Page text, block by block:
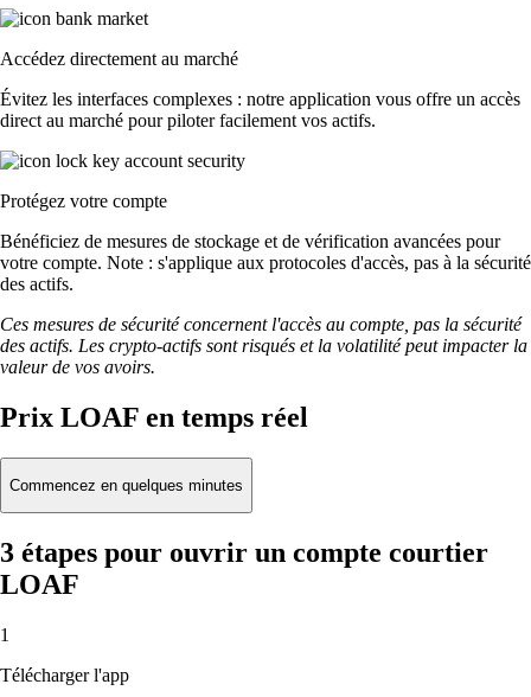
Accédez directement au marché
Évitez les interfaces complexes : notre application vous offre un accès
direct au marché pour piloter facilement vos actifs.
Protégez votre compte
Bénéficiez de mesures de stockage et de vérification avancées pour
votre compte. Note : s'applique aux protocoles d'accès, pas à la sécurité
des actifs.
Ces mesures de sécurité concernent l'accès au compte, pas la sécurité
des actifs. Les crypto-actifs sont risqués et la volatilité peut impacter la
valeur de vos avoirs.
Prix LOAF en temps réel
Commencez en quelques minutes
3 étapes pour ouvrir un compte courtier
LOAF
1
Télécharger l'app